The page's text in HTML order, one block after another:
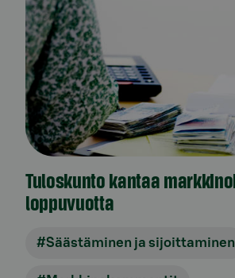
Tuloskunto kantaa
loppuvuotta
#Säästäminen ja sijoittaminen